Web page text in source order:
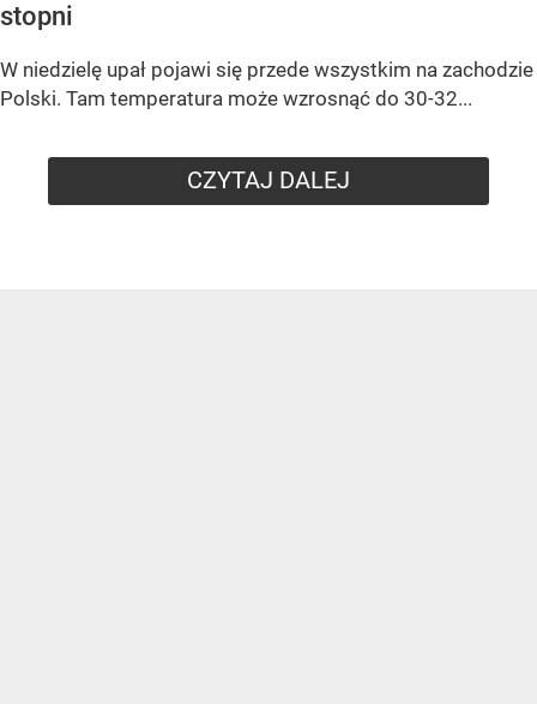
stopni
W niedzielę upał pojawi się przede wszystkim na zachodzie
Polski. Tam temperatura może wzrosnąć do 30-32...
CZYTAJ DALEJ